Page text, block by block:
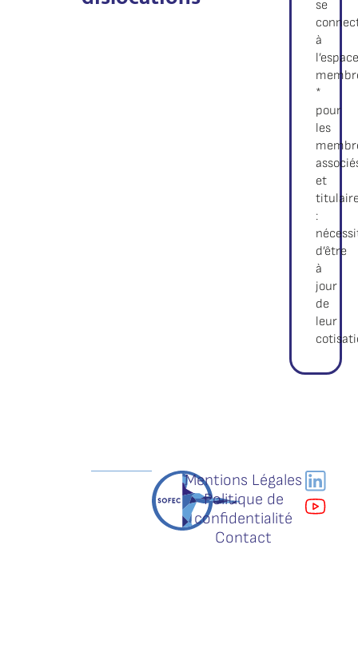
se
à
*
pour
les
et
:
d’être
à
jour
de
leur
Mentions Légales
Politique de
confidentialité
Contact